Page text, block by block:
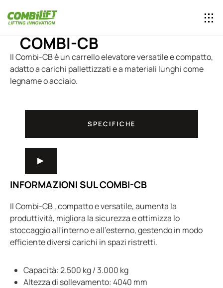
COMBI-CB
Il Combi-CB è un carrello elevatore versatile e compatto,
adatto a carichi pallettizzati e a materiali lunghi come
legname o acciaio.
SPECIFICHE
INFORMAZIONI SUL COMBI-CB
Il Combi-CB , compatto e versatile, aumenta la
produttività, migliora la sicurezza e ottimizza lo
stoccaggio all'interno e all'esterno, gestendo in modo
efficiente diversi carichi in spazi ristretti.
Capacità: 2.500 kg / 3.000 kg
Altezza di sollevamento: 4040 mm